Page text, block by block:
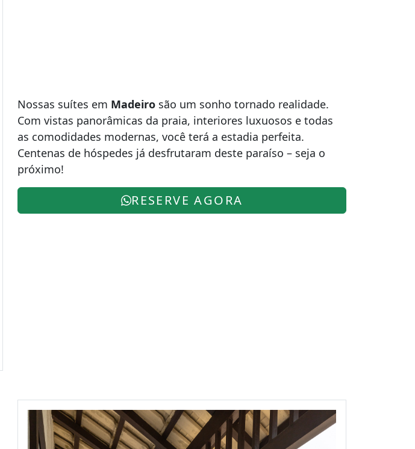
Nossas suítes em Madeiro são um sonho tornado realidade.
Com vistas panorâmicas da praia, interiores luxuosos e todas
as comodidades modernas, você terá a estadia perfeita.
Centenas de hóspedes já desfrutaram deste paraíso – seja o
próximo!
RESERVE AGORA